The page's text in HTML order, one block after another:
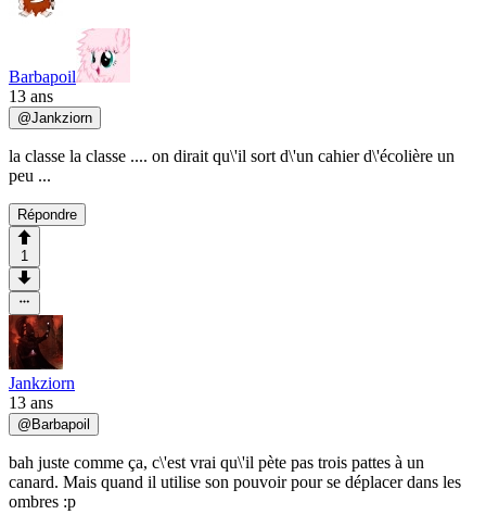
Barbapoil
13 ans
@Jankziorn
la classe la classe .... on dirait qu\'il sort d\'un cahier d\'écolière un
peu ...
Répondre
1
Jankziorn
13 ans
@ Barbapoil
bah juste comme ça, c\'est vrai qu\'il pète pas trois pattes à un
canard. Mais quand il utilise son pouvoir pour se déplacer dans les
ombres :p